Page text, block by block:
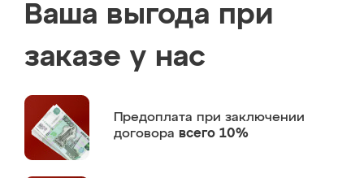
Ваша выгода при
заказе у нас
Предоплата при заключении
договора всего 10%